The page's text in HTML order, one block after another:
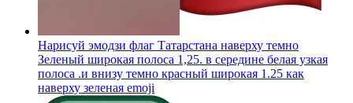
Нарисуй эмодзи флаг Татарстана наверху темно
Зеленый широкая полоса 1,25. в середине белая узкая
полоса .и внизу темно красный широкая 1.25 как
наверху зеленая emoji